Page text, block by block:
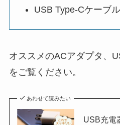
USB Type-Cケーブル
オススメのACアダプタ、
をご覧ください。
あわせて読みたい
USB充電